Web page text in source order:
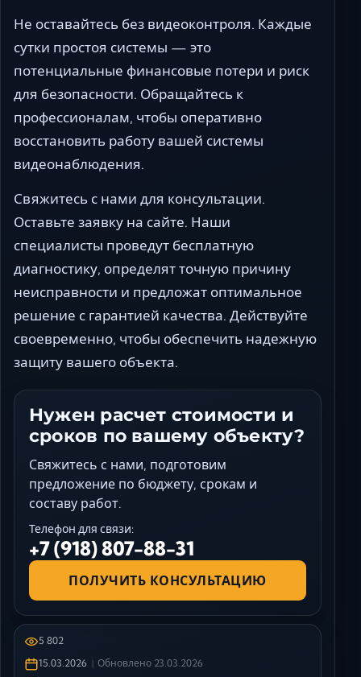
Не оставайтесь без видеоконтроля. Каждые
сутки простоя системы — это
потенциальные финансовые потери и риск
для безопасности. Обращайтесь к
профессионалам, чтобы оперативно
восстановить работу вашей системы
видеонаблюдения.
Свяжитесь с нами для консультации.
Оставьте заявку на сайте. Наши
специалисты проведут бесплатную
диагностику, определят точную причину
неисправности и предложат оптимальное
решение с гарантией качества. Действуйте
своевременно, чтобы обеспечить надежную
защиту вашего объекта.
Нужен расчет стоимости и
сроков по вашему объекту?
Свяжитесь с нами, подготовим
предложение по бюджету, срокам и
составу работ.
Телефон для связи:
+7 (918) 807-88-31
ПОЛУЧИТЬ КОНСУЛЬТАЦИЮ
5 802
15.03.2026
Обновлено 23.03.2026